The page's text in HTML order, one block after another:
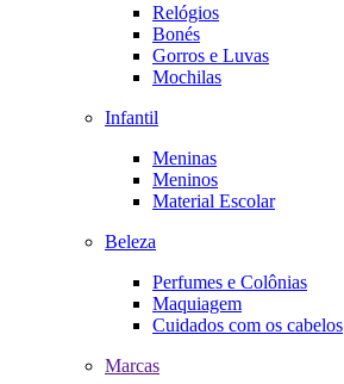
Relógios
Bonés
Gorros e Luvas
Mochilas
Infantil
Meninas
Meninos
Material Escolar
Beleza
Perfumes e Colônias
Maquiagem
Cuidados com os cabelos
Marcas